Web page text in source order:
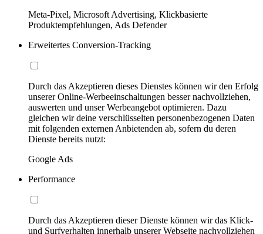
Meta-Pixel, Microsoft Advertising, Klickbasierte
Produktempfehlungen, Ads Defender
Erweitertes Conversion-Tracking
Durch das Akzeptieren dieses Dienstes können wir den Erfolg
unserer Online-Werbeeinschaltungen besser nachvollziehen,
auswerten und unser Werbeangebot optimieren. Dazu
gleichen wir deine verschlüsselten personenbezogenen Daten
mit folgenden externen Anbietenden ab, sofern du deren
Dienste bereits nutzt:
Google Ads
Performance
Durch das Akzeptieren dieser Dienste können wir das Klick-
und Surfverhalten innerhalb unserer Webseite nachvollziehen